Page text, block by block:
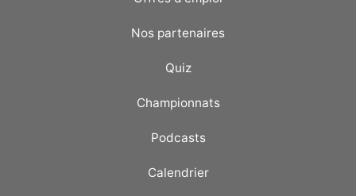
Nos partenaires
Quiz
Championnats
Podcasts
Calendrier